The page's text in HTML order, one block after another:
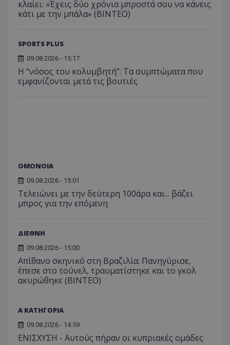
κλαίει: «Έχεις δύο χρόνια μπροστά σου να κάνεις
κάτι με την μπάλα» (ΒΙΝΤΕΟ)
SPORTS PLUS
09.08.2026 - 15:17
Η “νόσος του κολυμβητή”: Τα συμπτώματα που
εμφανίζονται μετά τις βουτιές
ΟΜΟΝΟΙΑ
09.08.2026 - 15:01
Τελειώνει με την δεύτερη 100άρα και... βάζει
μπρος για την επόμενη
ΔΙΕΘΝΗ
09.08.2026 - 15:00
Απίθανο σκηνικό στη Βραζιλία: Πανηγύρισε,
έπεσε στο τούνελ, τραυματίστηκε και το γκολ
ακυρώθηκε (BINTEO)
Α ΚΑΤΗΓΟΡΙΑ
09.08.2026 - 14:59
ΕΝΙΣΧΥΣΗ - Αυτούς πήραν οι κυπριακές ομάδες